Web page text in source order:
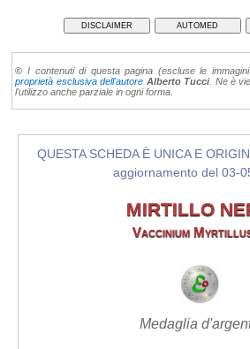
DISCLAIMER AUTOMED
© I contenuti di questa pagina (escluse le
proprietà esclusiva dell'autore Alberto Tucci . Ne è
l'utilizzo anche parziale in ogni forma.
QUESTA SCHEDA È UNICA E
aggiornamento del 03-
MIRTILLO
Vaccinium
Medaglia